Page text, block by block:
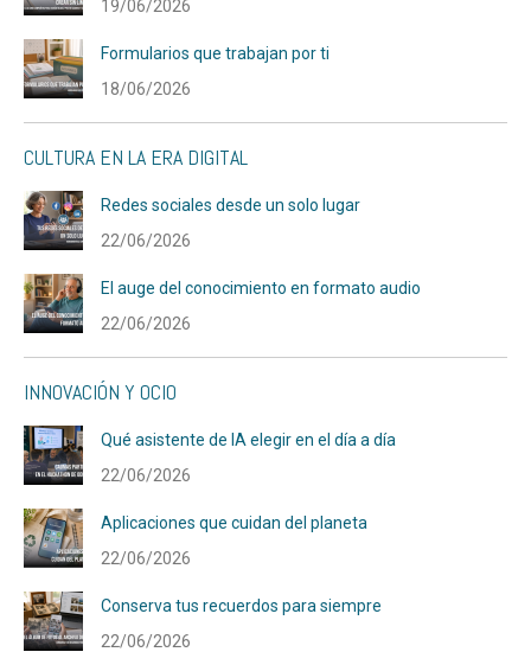
19/06/2026
Formularios que trabajan por ti
18/06/2026
CULTURA EN LA ERA DIGITAL
Redes sociales desde un solo lugar
22/06/2026
El auge del conocimiento en formato audio
22/06/2026
INNOVACIÓN Y OCIO
Qué asistente de IA elegir en el día a día
22/06/2026
Aplicaciones que cuidan del planeta
22/06/2026
Conserva tus recuerdos para siempre
22/06/2026